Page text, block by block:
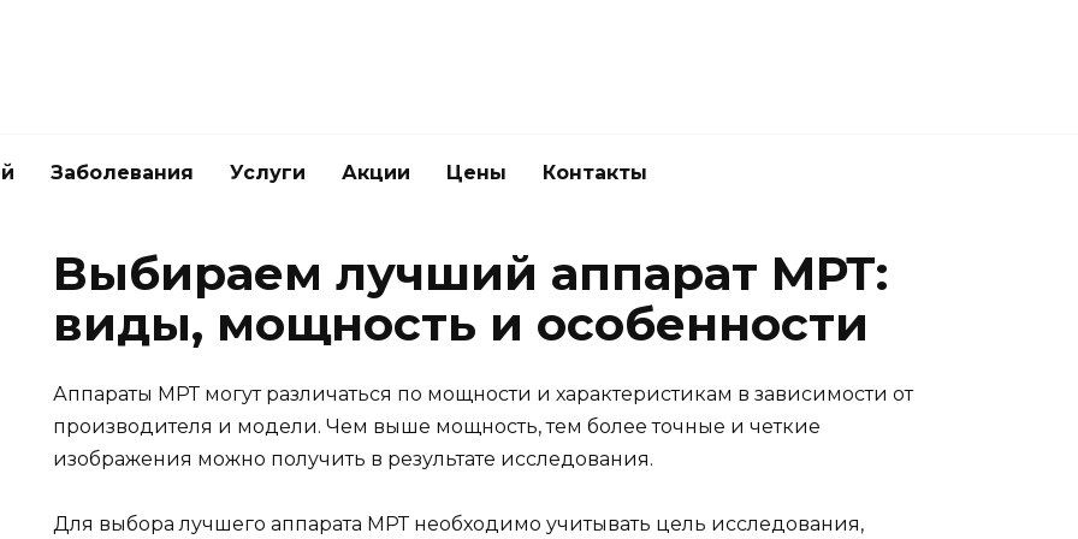
Заболевания Услуги Акции Цены Контакты
Выбираем лучший аппарат МРТ:
виды, мощность и особенности
Аппараты МРТ могут различаться по мощности и характеристикам в зависимости от
производителя и модели. Чем выше мощность, тем более точные и четкие
изображения можно получить в результате исследования.
Для выбора лучшего аппарата МРТ необходимо учитывать цель исследования,